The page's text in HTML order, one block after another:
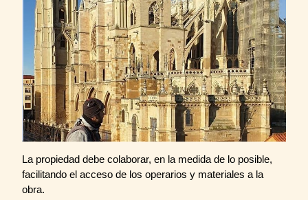
La propiedad debe colaborar, en la medida de lo posible,
facilitando el acceso de los operarios y materiales a la
obra.